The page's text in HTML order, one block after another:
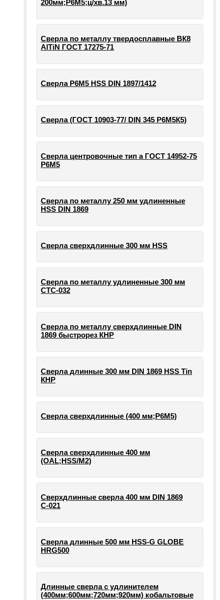
200мм;Р6М5;ц/хв.13 мм)
Сверла по металлу твердосплавные ВК8
AlTiN ГОСТ 17275-71
Сверла Р6М5 HSS DIN 1897/1412
Сверла (ГОСТ 10903-77/ DIN 345 Р6М5К5)
Сверла центровочные тип а ГОСТ 14952-75
Р6М5
Сверла по металлу 250 мм удлиненные
HSS DIN 1869
Сверла сверхдлинные 300 мм HSS
Сверла по металлу удлиненные 300 мм
СТС-032
Сверла по металлу сверхдлинные DIN
1869 быстрорез КНР
Сверла длинные 300 мм DIN 1869 HSS Tin
КНР
Сверла сверхдлинные (400 мм;Р6М5)
Сверла сверхдлинные 400 мм
(OAL;HSS/M2)
Сверхдлинные сверла 400 мм DIN 1869
С-021
Сверла длинные 500 мм HSS-G GLOBE
HRG500
Длинные сверла с удлинителем
(400мм;600мм;720мм;920мм) кобальтовые